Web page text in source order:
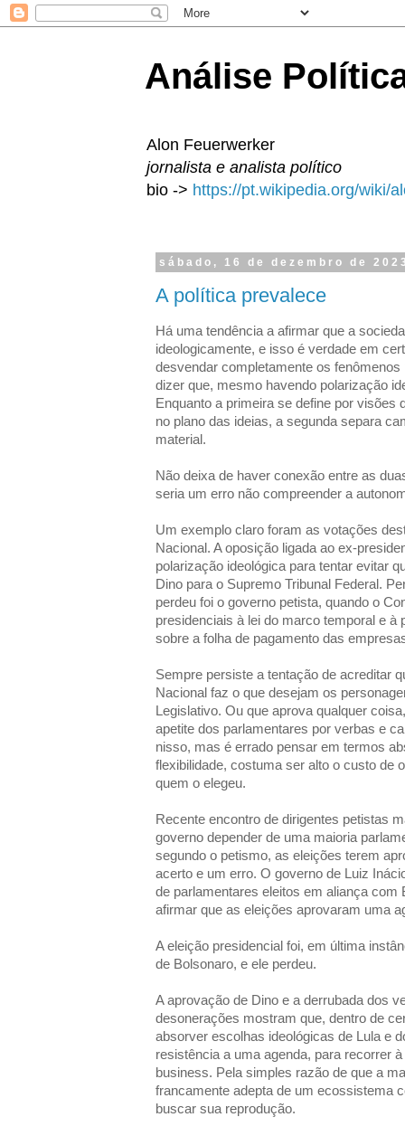
Análise
Alon Feuerwerker
jornalista e analista político
bio -> https://pt.wikipedia.org/wiki/
sábado, 16 de dezembro de
A política prevalece
Há uma tendência a afirmar que a
ideologicamente, e isso é verdade em
desvendar completamente os
dizer que, mesmo havendo polarização
Enquanto a primeira se define por visões
no plano das ideias, a segunda separa
material.
Não deixa de haver conexão entre as
seria um erro não compreender a
Um exemplo claro foram as votações
Nacional. A oposição ligada ao ex-
polarização ideológica para tentar evitar
Dino para o Supremo Tribunal Federal.
perdeu foi o governo petista, quando o
presidenciais à lei do marco temporal e à
sobre a folha de pagamento das
Sempre persiste a tentação de acreditar
Nacional faz o que desejam os
Legislativo. Ou que aprova qualquer
apetite dos parlamentares por verbas e
nisso, mas é errado pensar em termos
flexibilidade, costuma ser alto o custo de
quem o elegeu.
Recente encontro de dirigentes petistas
governo depender de uma maioria
segundo o petismo, as eleições terem
acerto e um erro. O governo de Luiz
de parlamentares eleitos em aliança com
afirmar que as eleições aprovaram uma
A eleição presidencial foi, em última
de Bolsonaro, e ele perdeu.
A aprovação de Dino e a derrubada dos
desonerações mostram que, dentro de
absorver escolhas ideológicas de Lula e
resistência a uma agenda, para recorrer
business. Pela simples razão de que a
francamente adepta de um ecossistema
buscar sua reprodução.